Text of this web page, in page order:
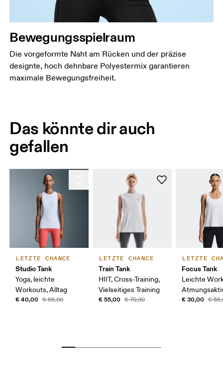
Bewegungsspielraum
Die vorgeformte Naht am Rücken und der präzise
designte, hoch dehnbare Polyestermix garantieren
maximale Bewegungsfreiheit.
Das könnte dir auch
gefallen
LETZTE CHANCE
Studio Tank
Yoga, leichte
Workouts, Alltag
€ 40,00 € 55,00
LETZTE CHANCE
Train Tank
HIIT, Cross-Training,
Vielseitiges Training
€ 55,00 € 70,00
LETZTE
Focus Tank
Leichte
€ 30,00 €